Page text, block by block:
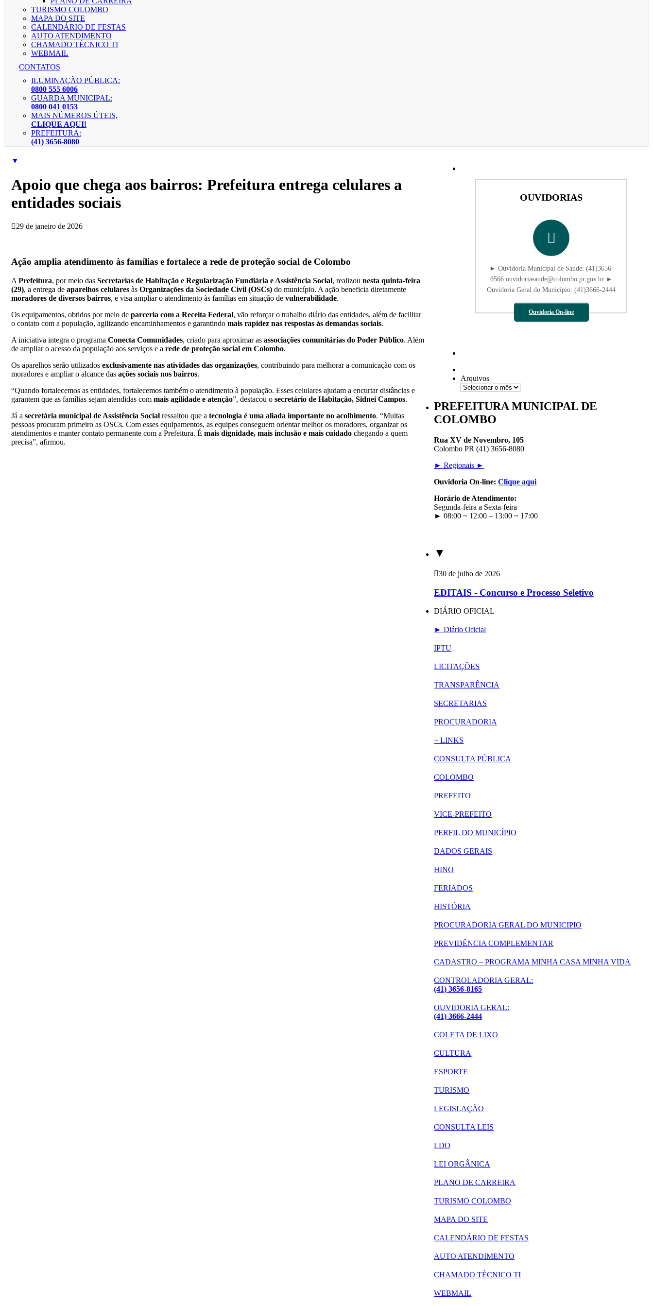
TURISMO COLOMBO
MAPA DO SITE
CALENDÁRIO DE FESTAS
AUTO ATENDIMENTO
CHAMADO TÉCNICO TI
WEBMAIL
CONTATOS
ILUMINAÇÃO PÚBLICA:
0800 555 6006
GUARDA MUNICIPAL:
0800 041 0153
MAIS NÚMEROS ÚTEIS,
CLIQUE AQUI!
PREFEITURA:
(41) 3656-8080
▼
Apoio que chega aos bairros: Prefeitura entrega celulares a
entidades sociais
29 de janeiro de 2026
Ação amplia atendimento às famílias e fortalece a rede de proteção social de Colombo
A Prefeitura, por meio das Secretarias de Habitação e Regularização Fundiária e Assistência Social, realizou nesta quinta-feira
(29), a entrega de aparelhos celulares às Organizações da Sociedade Civil (OSCs) do município. A ação beneficia diretamente
moradores de diversos bairros, e visa ampliar o atendimento às famílias em situação de vulnerabilidade.
Os equipamentos, obtidos por meio de parceria com a Receita Federal, vão reforçar o trabalho diário das entidades, além de facilitar
o contato com a população, agilizando encaminhamentos e garantindo mais rapidez nas respostas às demandas sociais.
A iniciativa integra o programa Conecta Comunidades, criado para aproximar as associações comunitárias do Poder Público. Além
de ampliar o acesso da população aos serviços e a rede de proteção social em Colombo.
Os aparelhos serão utilizados exclusivamente nas atividades das organizações, contribuindo para melhorar a comunicação com os
moradores e ampliar o alcance das ações sociais nos bairros.
“Quando fortalecemos as entidades, fortalecemos também o atendimento à população. Esses celulares ajudam a encurtar distâncias e
garantem que as famílias sejam atendidas com mais agilidade e atenção”, destacou o secretário de Habitação, Sidnei Campos.
Já a secretária municipal de Assistência Social ressaltou que a tecnologia é uma aliada importante no acolhimento. “Muitas
pessoas procuram primeiro as OSCs. Com esses equipamentos, as equipes conseguem orientar melhor os moradores, organizar os
atendimentos e manter contato permanente com a Prefeitura. É mais dignidade, mais inclusão e mais cuidado chegando a quem
precisa”, afirmou.
OUVIDORIAS
► Ouvidoria Municipal de Saúde: (41)3656-
6566 ouvidoriasaude@colombo.pr.gov.br ►
Ouvidoria Geral do Município: (41)3666-2444
Ouvidoria On-line
Arquivos
PREFEITURA MUNICIPAL DE
COLOMBO
Rua XV de Novembro, 105
Colombo PR (41) 3656-8080
► Regionais ►
Ouvidoria On-line: Clique aqui
Horário de Atendimento:
Segunda-feira a Sexta-feira
► 08:00 ~ 12:00 – 13:00 ~ 17:00
▼
30 de julho de 2026
EDITAIS - Concurso e Processo Seletivo
DIÁRIO OFICIAL
► Diário Oficial
IPTU
LICITAÇÕES
TRANSPARÊNCIA
SECRETARIAS
PROCURADORIA
+ LINKS
CONSULTA PÚBLICA
COLOMBO
PREFEITO
VICE-PREFEITO
PERFIL DO MUNICÍPIO
DADOS GERAIS
HINO
FERIADOS
HISTÓRIA
PROCURADORIA GERAL DO MUNICIPIO
PREVIDÊNCIA COMPLEMENTAR
CADASTRO – PROGRAMA MINHA CASA MINHA VIDA
CONTROLADORIA GERAL:
(41) 3656-8165
OUVIDORIA GERAL:
(41) 3666-2444
COLETA DE LIXO
CULTURA
ESPORTE
TURISMO
LEGISLAÇÃO
CONSULTA LEIS
LDO
LEI ORGÂNICA
PLANO DE CARREIRA
TURISMO COLOMBO
MAPA DO SITE
CALENDÁRIO DE FESTAS
AUTO ATENDIMENTO
CHAMADO TÉCNICO TI
WEBMAIL